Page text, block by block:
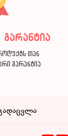
თან
გარანტია